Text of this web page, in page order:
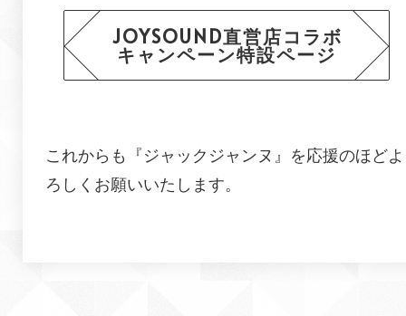
JOYSOUND直営店コラボ
キャンペーン特設ページ
これからも『ジャックジャンヌ』を応援のほどよ
ろしくお願いいたします。